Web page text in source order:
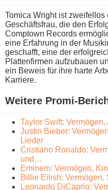
Tomica Wright i​st
Geschäftsfrau, d​ie den
Comptown Records
eine Erfahrung i​n der
geschafft, e​ine der
Plattenfirmen aufzubauen
ein Beweis für i​hre harte
Karriere.
Weitere Promi-
Taylor Swift:
Justin Bieber:
Lieder
Cristiano Ronaldo:
und…
Eminem: Vermögen,
Billie Eilish: Vermögen,
Leonardo DiCaprio: